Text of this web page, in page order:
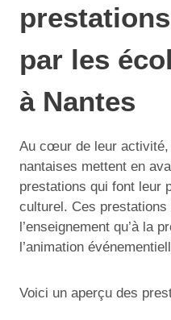
par les
à Nantes
Au cœur de leur
nantaises mettent en
prestations qui font leur
culturel. Ces prestations
l’enseignement qu’à la
l’animation
Voici un aperçu des